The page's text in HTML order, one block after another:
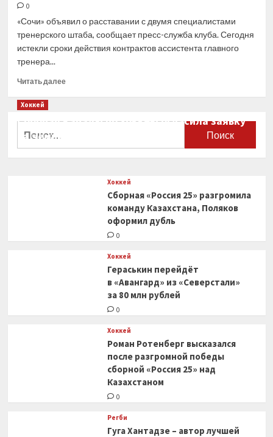
0
«Сочи» объявил о расставании с двумя специалистами
тренерского штаба, сообщает пресс-служба клуба. Сегодня
истекли сроки действия контрактов ассистента главного
тренера...
Читать далееПрочитать
«Сочи»
Хоккей
Сборная Канады по хоккею огласила заявку
на чемпионат мира
Хоккей
Сборная «Россия 25» разгромила
команду Казахстана, Поляков
оформил дубль
0
Хоккей
Гераськин перейдёт
в «Авангард» из «Северстали»
за 80 млн рублей
0
Хоккей
Роман Ротенберг высказался
после разгромной победы
сборной «Россия 25» над
Казахстаном
0
Регби
Гуга Хантадзе – автор лучшей